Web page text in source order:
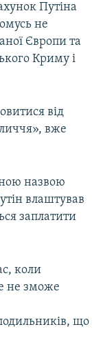
Путіна
не
Європи та
Криму і
від
вже
назвою
влаштував
заплатити
коли
не зможе
що